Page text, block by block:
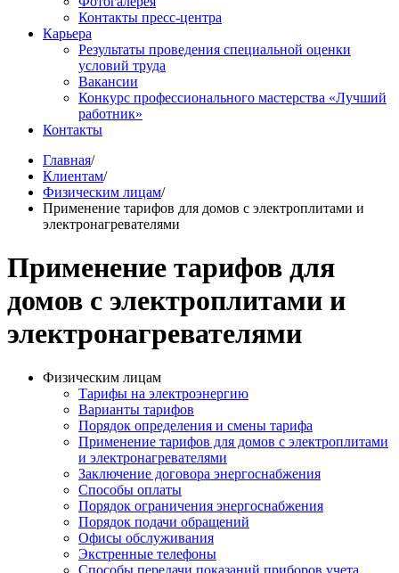
Контакты пресс-центра
Карьера
Результаты проведения специальной оценки
условий труда
Вакансии
Конкурс профессионального мастерства «Лучший
работник»
Контакты
Главная/
Клиентам/
Физическим лицам/
Применение тарифов для домов с электроплитами и
электронагревателями
Применение тарифов для
домов с электроплитами и
электронагревателями
Физическим лицам
Тарифы на электроэнергию
Варианты тарифов
Порядок определения и смены тарифа
Применение тарифов для домов с электроплитами
и электронагревателями
Заключение договора энергоснабжения
Способы оплаты
Порядок ограничения энергоснабжения
Порядок подачи обращений
Офисы обслуживания
Экстренные телефоны
Способы передачи показаний приборов учета